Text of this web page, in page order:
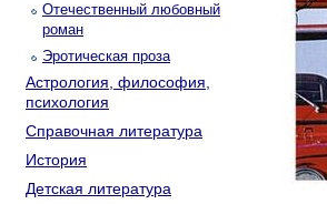
Отечественный любовный
роман
Эротическая проза
Астрология, философия,
психология
Справочная литература
История
Детская литература